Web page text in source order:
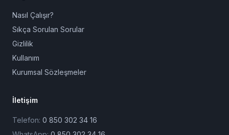
Nasıl Çalışır?
Sıkça Sorulan Sorular
Gizlilik
Kullanım
Kurumsal Sözleşmeler
İletişim
Telefon: 0 850 302 34 16